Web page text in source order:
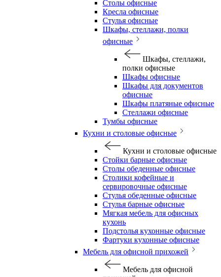
Столы офисные
Кресла офисные
Стулья офисные
Шкафы, стеллажи, полки
офисные
Шкафы, стеллажи,
полки офисные
Шкафы офисные
Шкафы для документов
офисные
Шкафы платяные офисные
Стеллажи офисные
Тумбы офисные
Кухни и столовые офисные
Кухни и столовые офисные
Стойки барные офисные
Столы обеденные офисные
Столики кофейные и
сервировочные офисные
Стулья обеденные офисные
Стулья барные офисные
Мягкая мебель для офисных
кухонь
Подстолья кухонные офисные
Фартуки кухонные офисные
Мебель для офисной прихожей
Мебель для офисной